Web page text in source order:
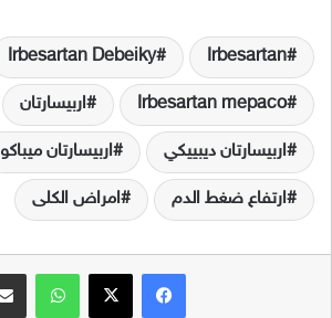
Irbesartan
Irbesartan Debeiky
Irbesartan mepaco اربيسارتان
اربيسارتان ديبييكي اربيسارتان ميباكو
ارتفاع ضغط الدم امراض الكلى
فيسبوك واتساب